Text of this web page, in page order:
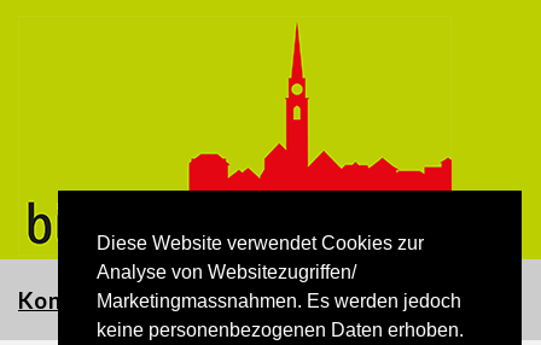
Diese Website verwendet Cookies zur
Analyse von Websitezugriffen/
Marketingmassnahmen. Es werden jedoch
keine personenbezogenen Daten erhoben.
Kontakt